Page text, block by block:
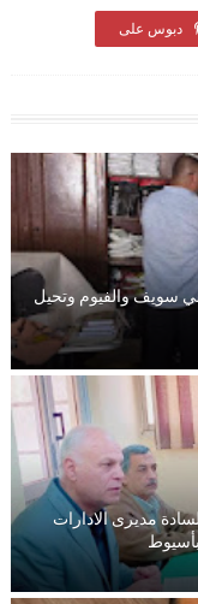
دبوس على
ببني سويف والفيوم وتحيل
مديرى الادارات
بأسيوط